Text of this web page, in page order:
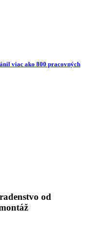
viac ako 800 pracovných
od